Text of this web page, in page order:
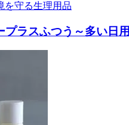
を守る生理用品
プラスふつう～多い日用